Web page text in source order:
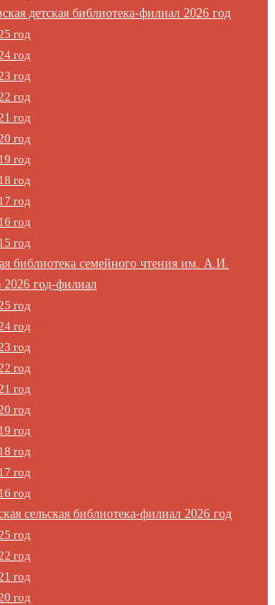
детская библиотека-филиал 2026 год
год
год
год
год
год
год
год
год
год
год
год
библиотека семейного чтения им. А.И.
2026 год-филиал
год
год
год
год
год
год
год
год
год
год
сельская библиотека-филиал 2026 год
год
год
год
год